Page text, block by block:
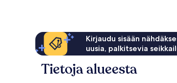
Kirjaudu sisään
uusia, palkitsevia
Tietoja alueesta